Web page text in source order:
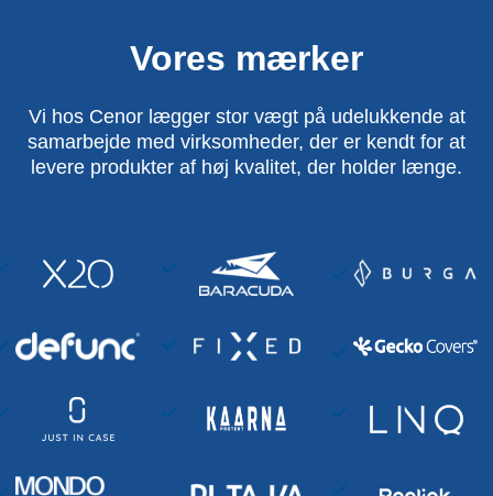
Vores mærker
Vi hos Cenor lægger stor vægt på udelukkende at
samarbejde med virksomheder, der er kendt for at
levere produkter af høj kvalitet, der holder længe.